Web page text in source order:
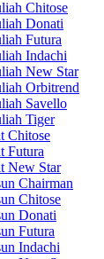
Chitose
Donati
Futura
Indachi
New Star
Orbitrend
Savello
Tiger
Chitose
Futura
New Star
Chairman
Chitose
Donati
Futura
Indachi